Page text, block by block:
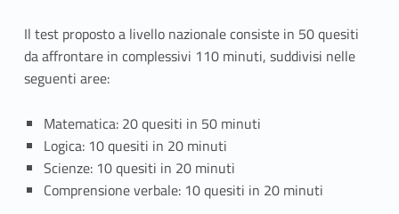
Il test proposto a livello nazionale consiste in 50 quesiti
da affrontare in complessivi 110 minuti, suddivisi nelle
seguenti aree:
Matematica: 20 quesiti in 50 minuti
Logica: 10 quesiti in 20 minuti
Scienze: 10 quesiti in 20 minuti
Comprensione verbale: 10 quesiti in 20 minuti